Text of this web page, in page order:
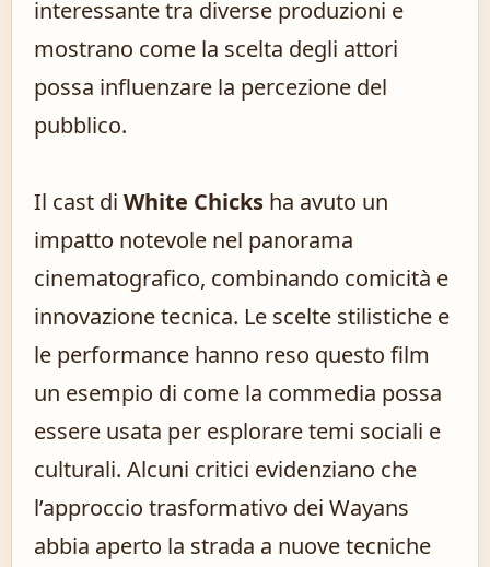
interessante tra diverse produzioni e
mostrano come la scelta degli attori
possa influenzare la percezione del
pubblico.
Il cast di White Chicks ha avuto un
impatto notevole nel panorama
cinematografico, combinando comicità e
innovazione tecnica. Le scelte stilistiche e
le performance hanno reso questo film
un esempio di come la commedia possa
essere usata per esplorare temi sociali e
culturali. Alcuni critici evidenziano che
l’approccio trasformativo dei Wayans
abbia aperto la strada a nuove tecniche